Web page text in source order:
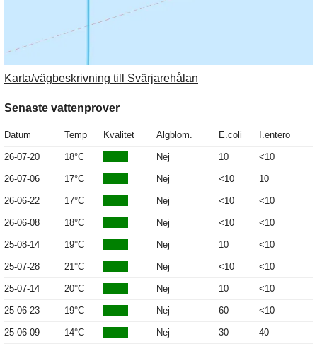
Karta/vägbeskrivning till Svärjarehålan
Senaste vattenprover
Datum Temp Kvalitet Algblom. E.coli I.entero
26-07-20 18°C Nej 10 <10
26-07-06 17°C Nej <10 10
26-06-22 17°C Nej <10 <10
26-06-08 18°C Nej <10 <10
25-08-14 19°C Nej 10 <10
25-07-28 21°C Nej <10 <10
25-07-14 20°C Nej 10 <10
25-06-23 19°C Nej 60 <10
25-06-09 14°C Nej 30 40